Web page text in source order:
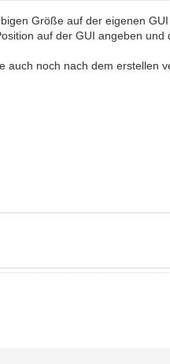
Größe auf der eigenen GUI
auf der GUI angeben und
noch nach dem erstellen